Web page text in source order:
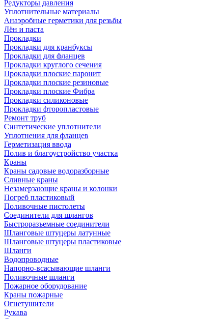
Редукторы давления
Уплотнительные материалы
Анаэробные герметики для резьбы
Лён и паста
Прокладки
Прокладки для кранбуксы
Прокладки для фланцев
Прокладки круглого сечения
Прокладки плоские паронит
Прокладки плоские резиновые
Прокладки плоские Фибра
Прокладки силиконовые
Прокладки фторопластовые
Ремонт труб
Синтетические уплотнители
Уплотнения для фланцев
Герметизация ввода
Полив и благоустройство участка
Краны
Краны садовые водоразборные
Сливные краны
Незамерзающие краны и колонки
Погреб пластиковый
Поливочные пистолеты
Соединители для шлангов
Быстроразъемные соединители
Шланговые штуцеры латунные
Шланговые штуцеры пластиковые
Шланги
Водопроводные
Напорно-всасывающие шланги
Поливочные шланги
Пожарное оборудование
Краны пожарные
Огнетушители
Рукава